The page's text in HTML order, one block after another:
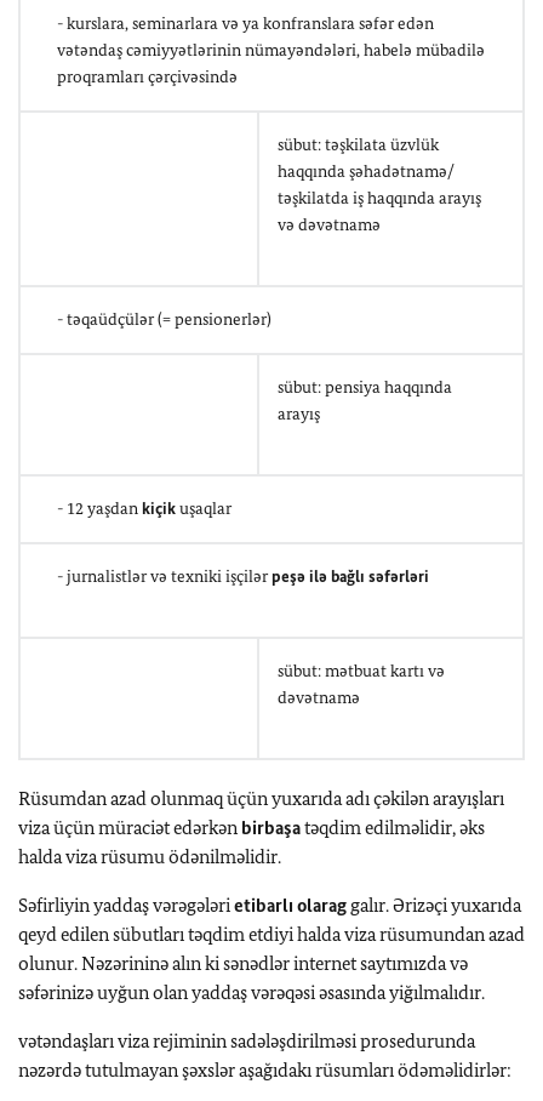
- kurslara, seminarlara və ya konfranslara səfər edən
vətəndaş cəmiyyətlərinin nümayəndələri, habelə mübadilə
proqramları çərçivəsində
sübut: təşkilata üzvlük
haqqında şəhadətnamə/
təşkilatda iş haqqında arayış
və dəvətnamə
- təqaüdçülər (= pensionerlər)
sübut: pensiya haqqında
arayış
- 12 yaşdankiçikuşaqlar
- jurnalistlər və texniki işçilərpeşə ilə bağlı səfərləri
sübut: mətbuat kartı və
dəvətnamə
Rüsumdan azad olunmaq üçün yuxarıda adı çəkilən arayışları
viza üçün müraciət edərkən birbaşatəqdim edilməlidir, əks
halda viza rüsumu ödənilməlidir.
Səfirliyin yaddaş vərəgələrietibarlı olarag galır. Ərizəçi yuxarıda
qeyd edilen sübutları təqdim etdiyi halda viza rüsumundan azad
olunur. Nəzərininə alın ki sənədlər internet saytımızda və
səfərinizə uyğun olan yaddaş vərəqəsi əsasında yiğılmalıdır.
vətəndaşları viza rejiminin sadələşdirilməsi prosedurunda
nəzərdə tutulmayan şəxslər aşağıdakı rüsumları ödəməlidirlər: